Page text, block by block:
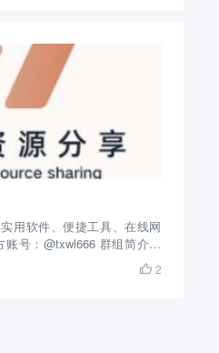
用软件、便捷工具、在线网
号：@txwl666 群组简介：
挺长的，分享实用软件、便
源项目，截止目前拥有1万余
 2